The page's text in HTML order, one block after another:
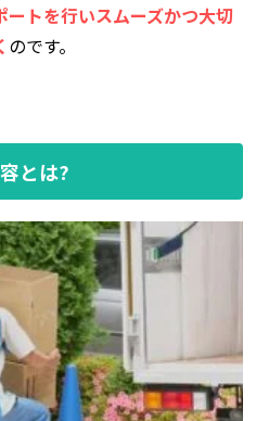
トを行いスムーズかつ大切
のです。
とは?